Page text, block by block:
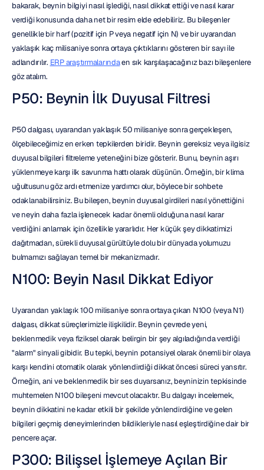
bakarak, beynin bilgiyi nasıl işlediği, nasıl dikkat ettiği ve nasıl karar
verdiği konusunda daha net bir resim elde edebiliriz. Bu bileşenler
genellikle bir harf (pozitif için P veya negatif için N) ve bir uyarandan
yaklaşık kaç milisaniye sonra ortaya çıktıklarını gösteren bir sayı ile
adlandırılır. ERP araştırmalarında en sık karşılaşacağınız bazı bileşenlere
göz atalım.
P50: Beynin İlk Duyusal Filtresi
P50 dalgası, uyarandan yaklaşık 50 milisaniye sonra gerçekleşen,
ölçebileceğimiz en erken tepkilerden biridir. Beynin gereksiz veya ilgisiz
duyusal bilgileri filtreleme yeteneğini bize gösterir. Bunu, beynin aşırı
yüklenmeye karşı ilk savunma hattı olarak düşünün. Örneğin, bir klima
uğultusunu göz ardı etmenize yardımcı olur, böylece bir sohbete
odaklanabilirsiniz. Bu bileşen, beynin duyusal girdileri nasıl yönettiğini
ve neyin daha fazla işlenecek kadar önemli olduğuna nasıl karar
verdiğini anlamak için özellikle yararlıdır. Her küçük şey dikkatimizi
dağıtmadan, sürekli duyusal gürültüyle dolu bir dünyada yolumuzu
bulmamızı sağlayan temel bir mekanizmadır.
N100: Beyin Nasıl Dikkat Ediyor
Uyarandan yaklaşık 100 milisaniye sonra ortaya çıkan N100 (veya N1)
dalgası, dikkat süreçlerimizle ilişkilidir. Beynin çevrede yeni,
beklenmedik veya fiziksel olarak belirgin bir şey algıladığında verdiği
"alarm" sinyali gibidir. Bu tepki, beynin potansiyel olarak önemli bir olaya
karşı kendini otomatik olarak yönlendirdiği dikkat öncesi süreci yansıtır.
Örneğin, ani ve beklenmedik bir ses duyarsanız, beyninizin tepkisinde
muhtemelen N100 bileşeni mevcut olacaktır. Bu dalgayı incelemek,
beynin dikkatini ne kadar etkili bir şekilde yönlendirdiğine ve gelen
bilgileri geçmiş deneyimlerinden bildikleriyle nasıl eşleştirdiğine dair bir
pencere açar.
P300: Bilişsel İşlemeye Açılan Bir